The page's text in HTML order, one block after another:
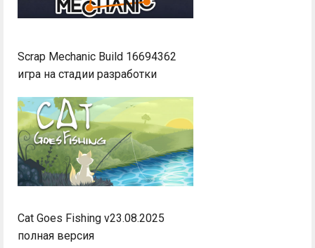
Scrap Mechanic Build 16694362
игра на стадии разработки
Cat Goes Fishing v23.08.2025
полная версия